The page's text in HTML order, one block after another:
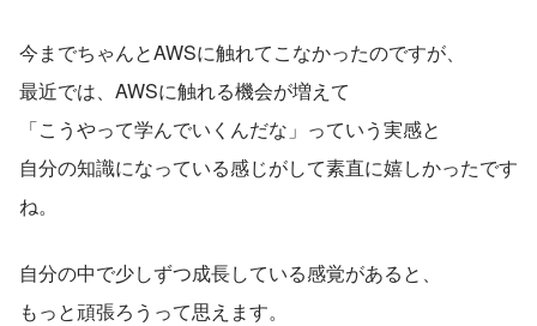
今までちゃんとAWSに触れてこなかったのですが、
最近では、AWSに触れる機会が増えて
「こうやって学んでいくんだな」っていう実感と
自分の知識になっている感じがして素直に嬉しかったです
ね。
自分の中で少しずつ成長している感覚があると、
もっと頑張ろうって思えます。